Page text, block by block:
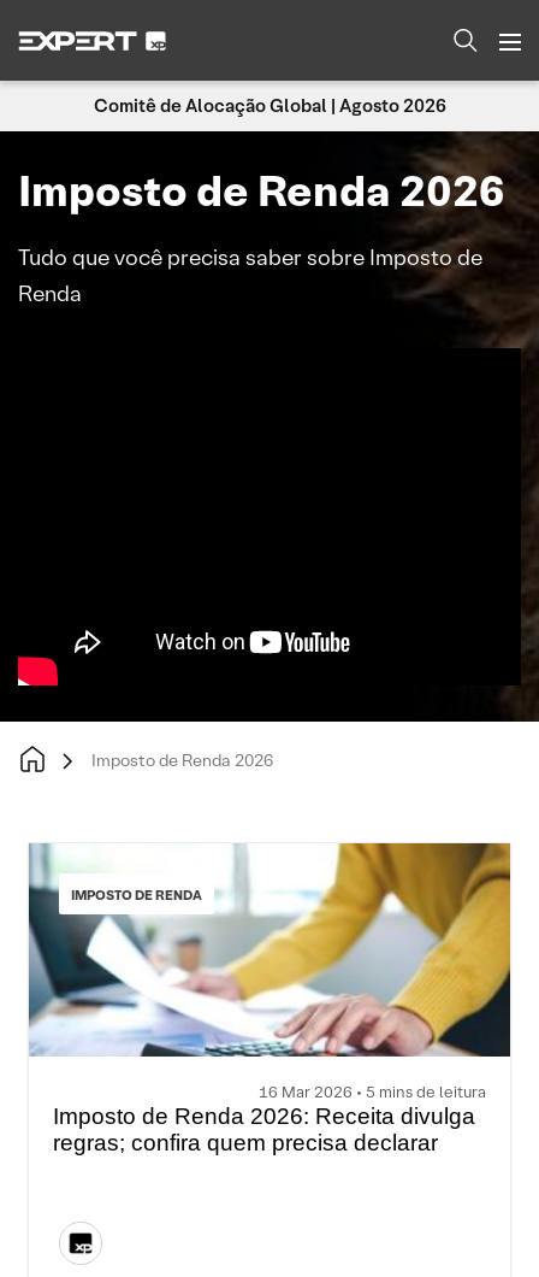
Comitê de Alocação Global | Agosto 2026
Imposto de Renda 2026
Tudo que você precisa saber sobre Imposto de
Renda
Imposto de Renda 2026
IMPOSTO DE RENDA
16 Mar 2026 • 5 mins de leitura
Imposto de Renda 2026: Receita divulga
regras; confira quem precisa declarar